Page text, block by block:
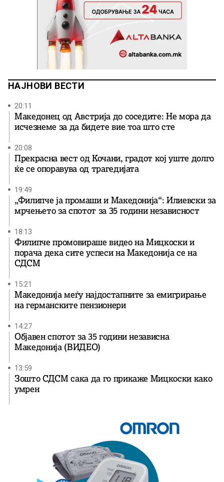
НАЈНОВИ ВЕСТИ
20:11
Македонец од Австрија до соседите: Не мора да
исчезнеме за да бидете вие ​​тоа што сте
20:08
Прекрасна вест од Кочани, градот кој уште долго
ќе се опоравува од трагедијата
19:49
„Филипче ја промаши и Македонија“: Илиевски за
мрчењето за спотот за 35 години независност
18:13
Филипче промовираше видео на Мицкоски и
порача дека сите успеси на Македонија се на
СДСМ
15:21
Македонија меѓу најдостапните за емигрирање
на германските пензионери
14:27
Објавен спотот за 35 години независна
Македонија (ВИДЕО)
13:59
Зошто СДСМ сака да го прикаже Мицкоски како
умрен